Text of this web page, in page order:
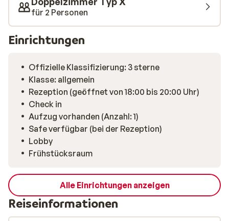
für 2 Personen
Einrichtungen
Offizielle Klassifizierung: 3 sterne
Klasse: allgemein
Rezeption (geöffnet von 18:00 bis 20:00 Uhr)
Check in
Aufzug vorhanden (Anzahl: 1)
Safe verfügbar (bei der Rezeption)
Lobby
Frühstücksraum
Alle Einrichtungen anzeigen
Reiseinformationen